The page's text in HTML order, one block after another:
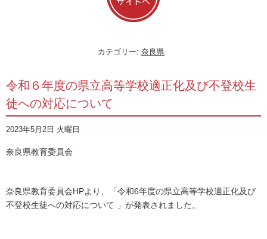
カテゴリー: 奈良県
令和６年度の県立高等学校適正化及び不登校生
徒への対応について
2023年5月2日 火曜日
奈良県教育委員会
奈良県教育委員会HPより、「令和6年度の県立高等学校適正化及び
不登校生徒への対応について 」が発表されました。